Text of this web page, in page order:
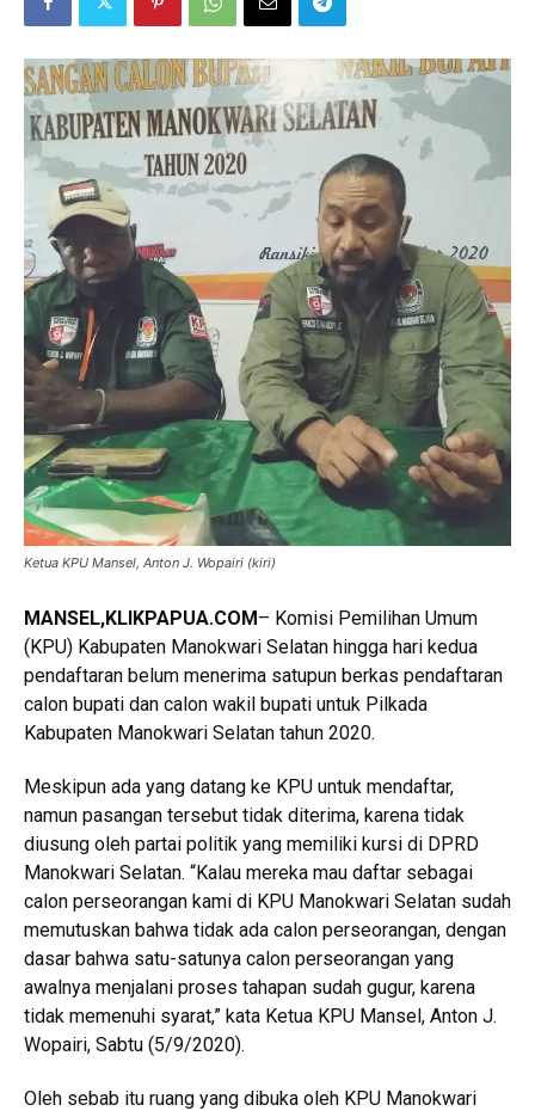
Ketua KPU Mansel, Anton J. Wopairi (kiri)
MANSEL,KLIKPAPUA.COM– Komisi Pemilihan Umum
(KPU) Kabupaten Manokwari Selatan hingga hari kedua
pendaftaran belum menerima satupun berkas pendaftaran
calon bupati dan calon wakil bupati untuk Pilkada
Kabupaten Manokwari Selatan tahun 2020.
Meskipun ada yang datang ke KPU untuk mendaftar,
namun pasangan tersebut tidak diterima, karena tidak
diusung oleh partai politik yang memiliki kursi di DPRD
Manokwari Selatan. “Kalau mereka mau daftar sebagai
calon perseorangan kami di KPU Manokwari Selatan sudah
memutuskan bahwa tidak ada calon perseorangan, dengan
dasar bahwa satu-satunya calon perseorangan yang
awalnya menjalani proses tahapan sudah gugur, karena
tidak memenuhi syarat,” kata Ketua KPU Mansel, Anton J.
Wopairi, Sabtu (5/9/2020).
Oleh sebab itu ruang yang dibuka oleh KPU Manokwari